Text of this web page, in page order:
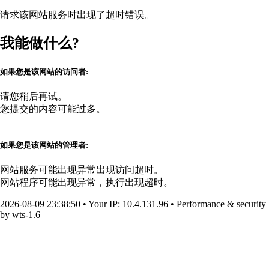
请求该网站服务时出现了超时错误。
我能做什么?
如果您是该网站的访问者:
请您稍后再试。
您提交的内容可能过多。
如果您是该网站的管理者:
网站服务可能出现异常出现访问超时。
网站程序可能出现异常，执行出现超时。
2026-08-09 23:38:50 • Your IP: 10.4.131.96 • Performance & security
by wts-1.6